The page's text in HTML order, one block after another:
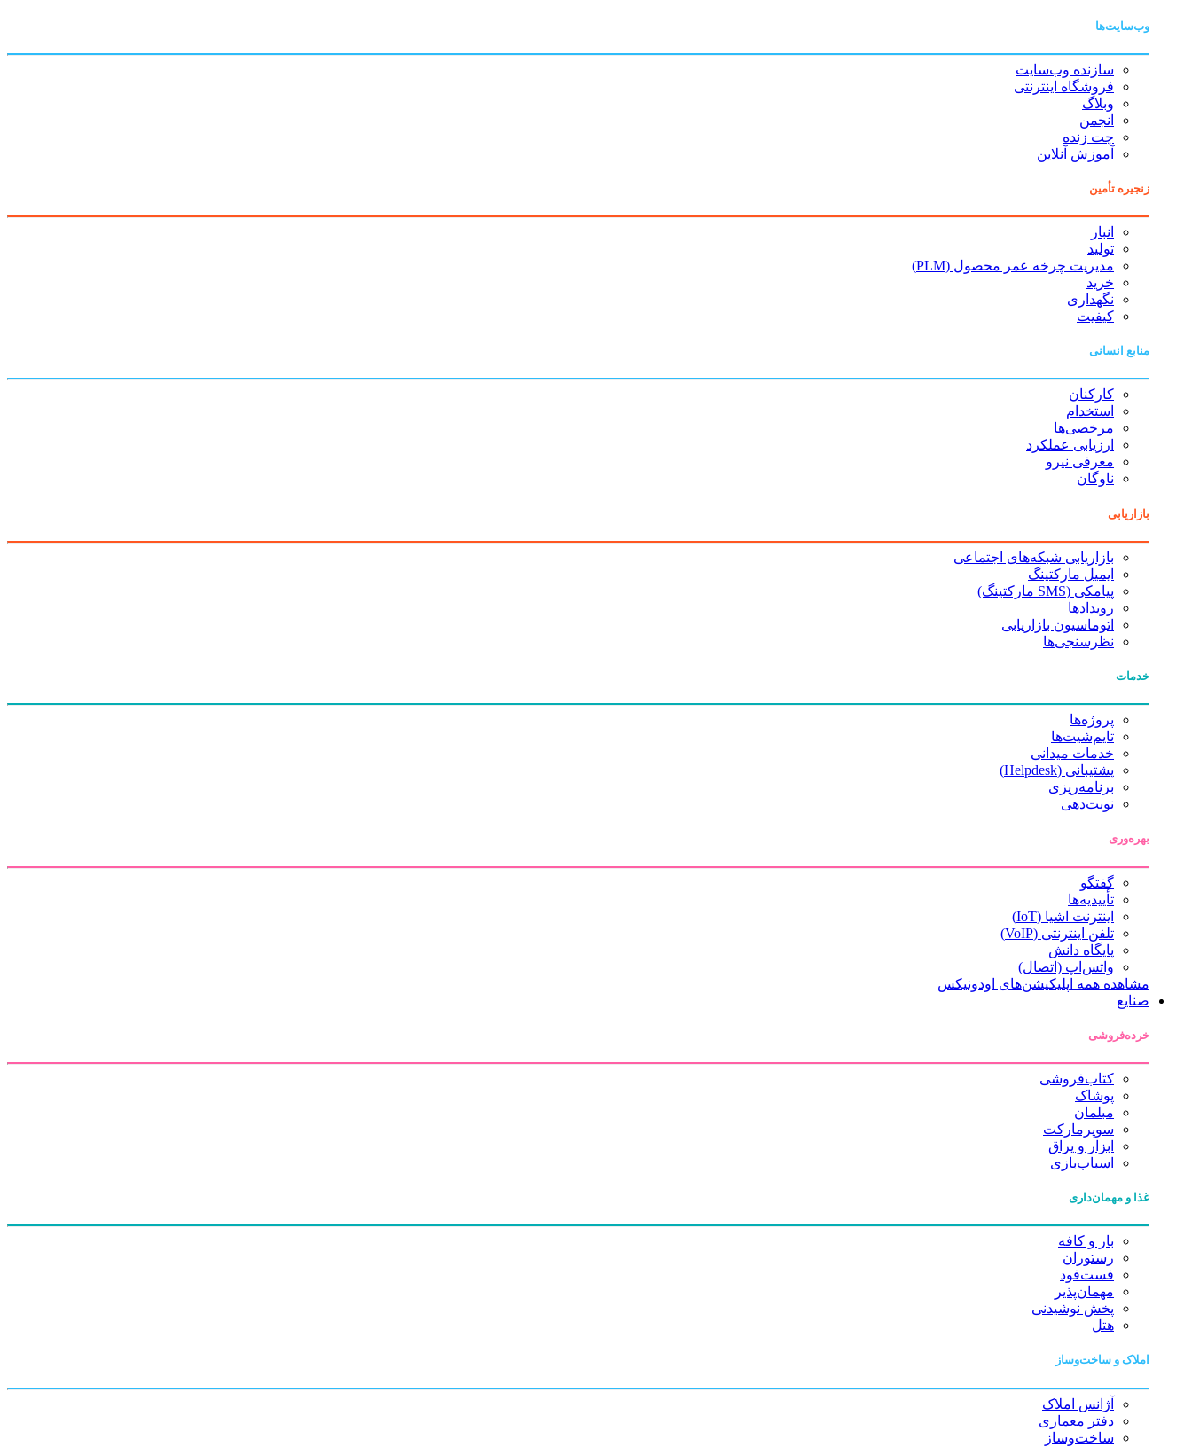
وب‌سایت‌ها
سازنده وب‌سایت
فروشگاه اینترنتی
وبلاگ
انجمن
چت زنده
آموزش آنلاین
زنجیره تأمین
انبار
تولید
مدیریت چرخه عمر محصول (PLM)
خرید
نگهداری
کیفیت
منابع انسانی
کارکنان
استخدام
مرخصی‌ها
ارزیابی عملکرد
معرفی نیرو
ناوگان
بازاریابی
بازاریابی شبکه‌های اجتماعی
ایمیل مارکتینگ
پیامکی (SMS مارکتینگ)
رویدادها
اتوماسیون بازاریابی
نظرسنجی‌ها
خدمات
پروژه‌ها
تایم‌شیت‌ها
خدمات میدانی
پشتیبانی (Helpdesk)
برنامه‌ریزی
نوبت‌دهی
بهره‌وری
گفتگو
تأییدیه‌ها
اینترنت اشیا (IoT)
تلفن اینترنتی (VoIP)
پایگاه دانش
واتس‌اپ (اتصال)
مشاهده همه اپلیکیشن‌های اودونیکس
صنایع
خرده‌فروشی
کتاب‌فروشی
پوشاک
مبلمان
سوپرمارکت
ابزار و یراق
اسباب‌بازی
غذا و مهمان‌داری
بار و کافه
رستوران
فست‌فود
مهمان‌پذیر
پخش نوشیدنی
هتل
املاک و ساخت‌وساز
آژانس املاک
دفتر معماری
ساخت‌وساز